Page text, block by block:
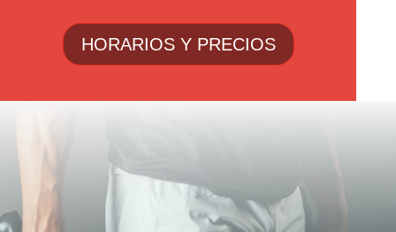
HORARIOS Y PRECIOS